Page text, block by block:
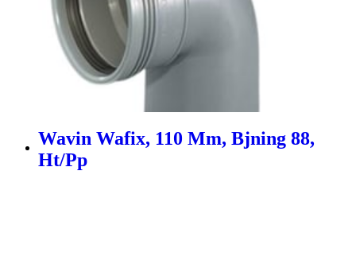
Wavin Wafix, 110 Mm, Bjning 88,
Ht/Pp